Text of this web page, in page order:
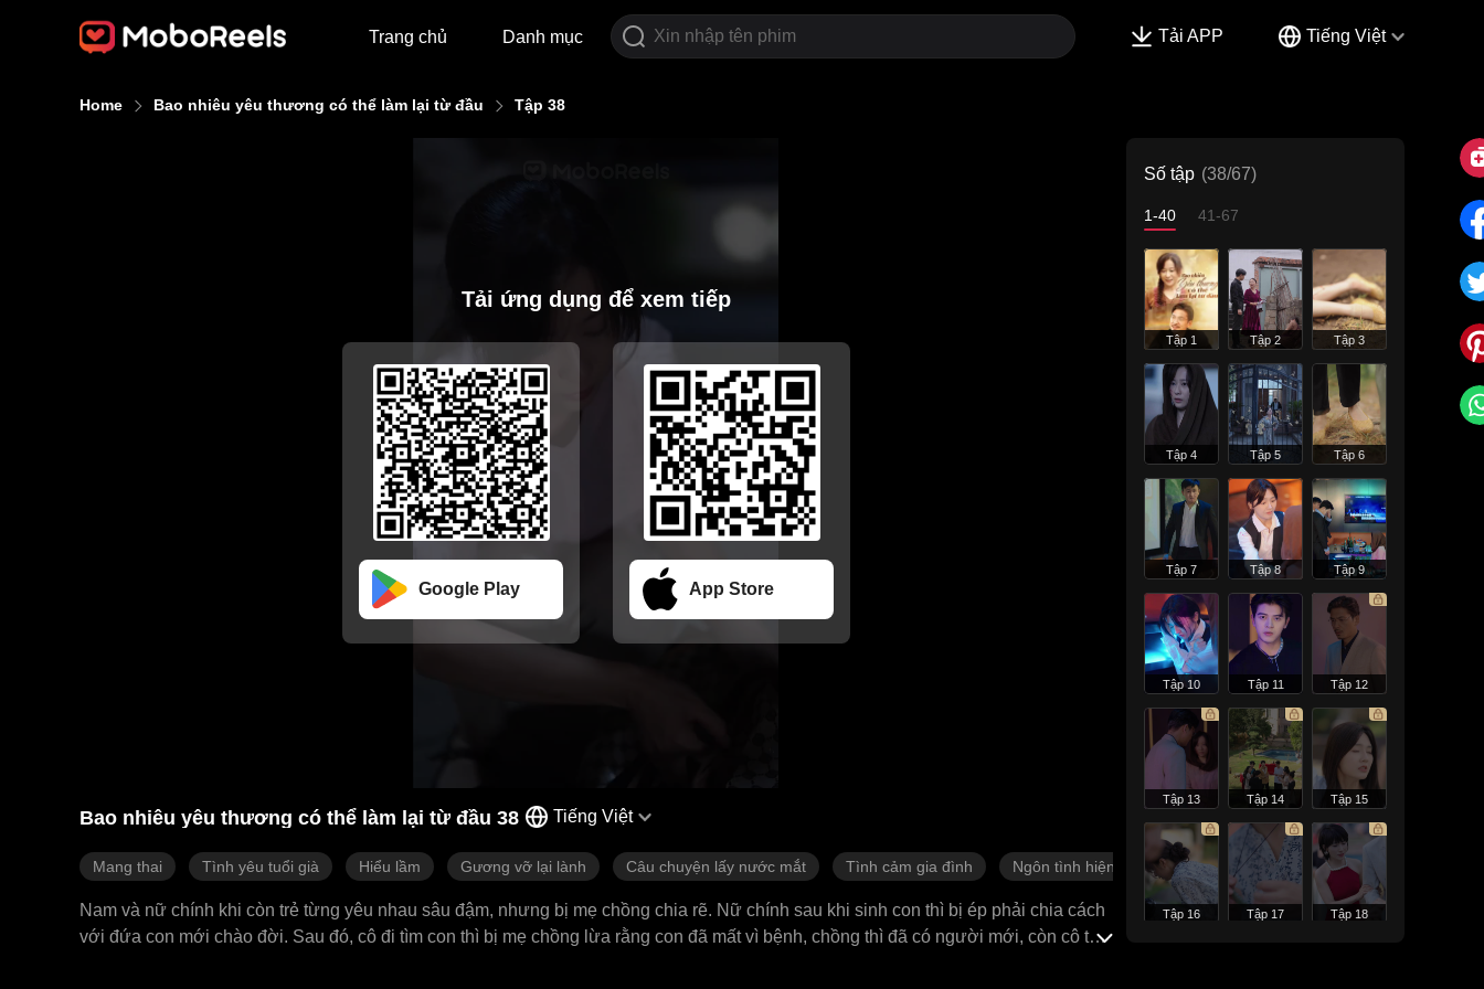
Trang chủ Danh mục Tải APP Tiếng Việt
Home Bao nhiêu yêu thương có thể làm lại từ đầu Tập 38
Tải ứng dụng để xem tiếp
Google Play App Store
Bao nhiêu yêu thương có thể làm lại từ đầu 38 Tiếng Việt
Mang thai Tình yêu tuổi già Hiểu lầm Gương vỡ lại lành Câu chuyện lấy nước mắt Tình cảm gia đình Ngôn tình hiện đại
Nam và nữ chính khi còn trẻ từng yêu nhau sâu đậm, nhưng bị mẹ chồng chia rẽ. Nữ chính sau khi sinh con thì bị ép phải chia cách
với đứa con mới chào đời. Sau đó, cô đi tìm con thì bị mẹ chồng lừa rằng con đã mất vì bệnh, chồng thì đã có người mới, còn cô thì
Số tập (38/67)
1-40 41-67
Tập 1 Tập 2 Tập 3
Tập 4 Tập 5 Tập 6
Tập 7 Tập 8 Tập 9
Tập 10 Tập 11 Tập 12
Tập 13 Tập 14 Tập 15
Tập 16 Tập 17 Tập 18